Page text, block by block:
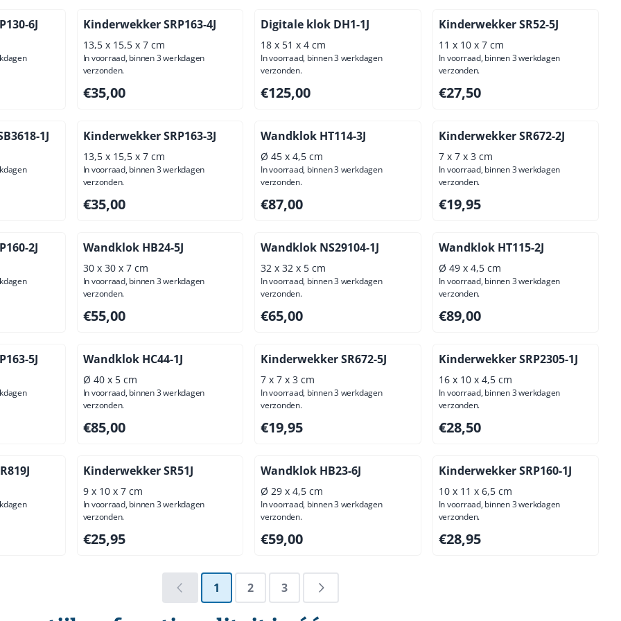
6J
btw: 24,79
Kinderwekker SRP163-4J
13,5 x 15,5 x 7 cm
In voorraad, binnen 3 werkdagen
verzonden.
Prijs: 35,00, exclusief btw: 28,93
€35,00
Digitale klok DH1-1J
18 x 51 x 4 cm
In voorraad, binnen 3 werkdagen
verzonden.
Prijs: 125,00, exclusief btw: 103,31
€125,00
Kinderwekker SR52-5J
11 x 10 x 7 cm
In voorraad, binnen 3 werkdagen
verzonden.
Prijs: 27,50, exclusief btw: 22,73
€27,50
1J
btw: 37,19
Kinderwekker SRP163-3J
13,5 x 15,5 x 7 cm
In voorraad, binnen 3 werkdagen
verzonden.
Prijs: 35,00, exclusief btw: 28,93
€35,00
Wandklok HT114-3J
Ø 45 x 4,5 cm
In voorraad, binnen 3 werkdagen
verzonden.
Prijs: 87,00, exclusief btw: 71,90
€87,00
Kinderwekker SR672-2J
7 x 7 x 3 cm
In voorraad, binnen 3 werkdagen
verzonden.
Prijs: 19,95, exclusief btw: 16,49
€19,95
2J
btw: 23,93
Wandklok HB24-5J
30 x 30 x 7 cm
In voorraad, binnen 3 werkdagen
verzonden.
Prijs: 55,00, exclusief btw: 45,45
€55,00
Wandklok NS29104-1J
32 x 32 x 5 cm
In voorraad, binnen 3 werkdagen
verzonden.
Prijs: 65,00, exclusief btw: 53,72
€65,00
Wandklok HT115-2J
Ø 49 x 4,5 cm
In voorraad, binnen 3 werkdagen
verzonden.
Prijs: 89,00, exclusief btw: 73,55
€89,00
5J
btw: 28,93
Wandklok HC44-1J
Ø 40 x 5 cm
In voorraad, binnen 3 werkdagen
verzonden.
Prijs: 85,00, exclusief btw: 70,25
€85,00
Kinderwekker SR672-5J
7 x 7 x 3 cm
In voorraad, binnen 3 werkdagen
verzonden.
Prijs: 19,95, exclusief btw: 16,49
€19,95
Kinderwekker SRP2305-1J
16 x 10 x 4,5 cm
In voorraad, binnen 3 werkdagen
verzonden.
Prijs: 28,50, exclusief btw: 23,55
€28,50
btw: 17,36
Kinderwekker SR51J
9 x 10 x 7 cm
In voorraad, binnen 3 werkdagen
verzonden.
Prijs: 25,95, exclusief btw: 21,45
€25,95
Wandklok HB23-6J
Ø 29 x 4,5 cm
In voorraad, binnen 3 werkdagen
verzonden.
Prijs: 59,00, exclusief btw: 48,76
€59,00
Kinderwekker SRP160-1J
10 x 11 x 6,5 cm
In voorraad, binnen 3 werkdagen
verzonden.
Prijs: 28,95, exclusief btw: 23,93
€28,95
1 2 3